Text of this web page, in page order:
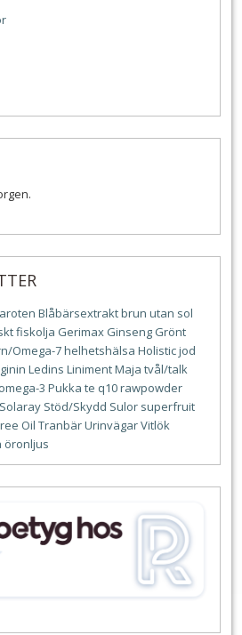
Blåbärsextraktbrun utan sol
fiskolja Gerimax Ginseng Grönt
Omega-7helhetshälsa Holisticjod
Ledins LinimentMaja tvål/talk
omega-3 Pukka te q10rawpowder
Solaray Stöd/Skydd Sulor superfruit
Oil TranbärUrinvägarVitlök
öronljus